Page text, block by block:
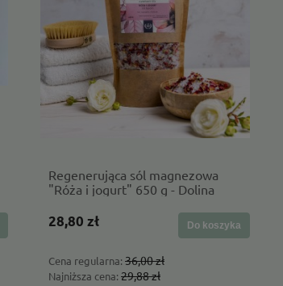
Regenerująca sól magnezowa
"Róża i jogurt" 650 g - Dolina
28,80 zł
Cena regularna: 36,00 zł
Najniższa cena: 29,88 zł
Do koszyka